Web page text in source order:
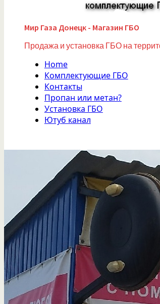
Мир Газа Донецк - Магазин ГБО
Продажа и установка ГБО на
Home
Комплектующие ГБО
Контакты
Пропан или метан?
Установка ГБО
Ютуб канал